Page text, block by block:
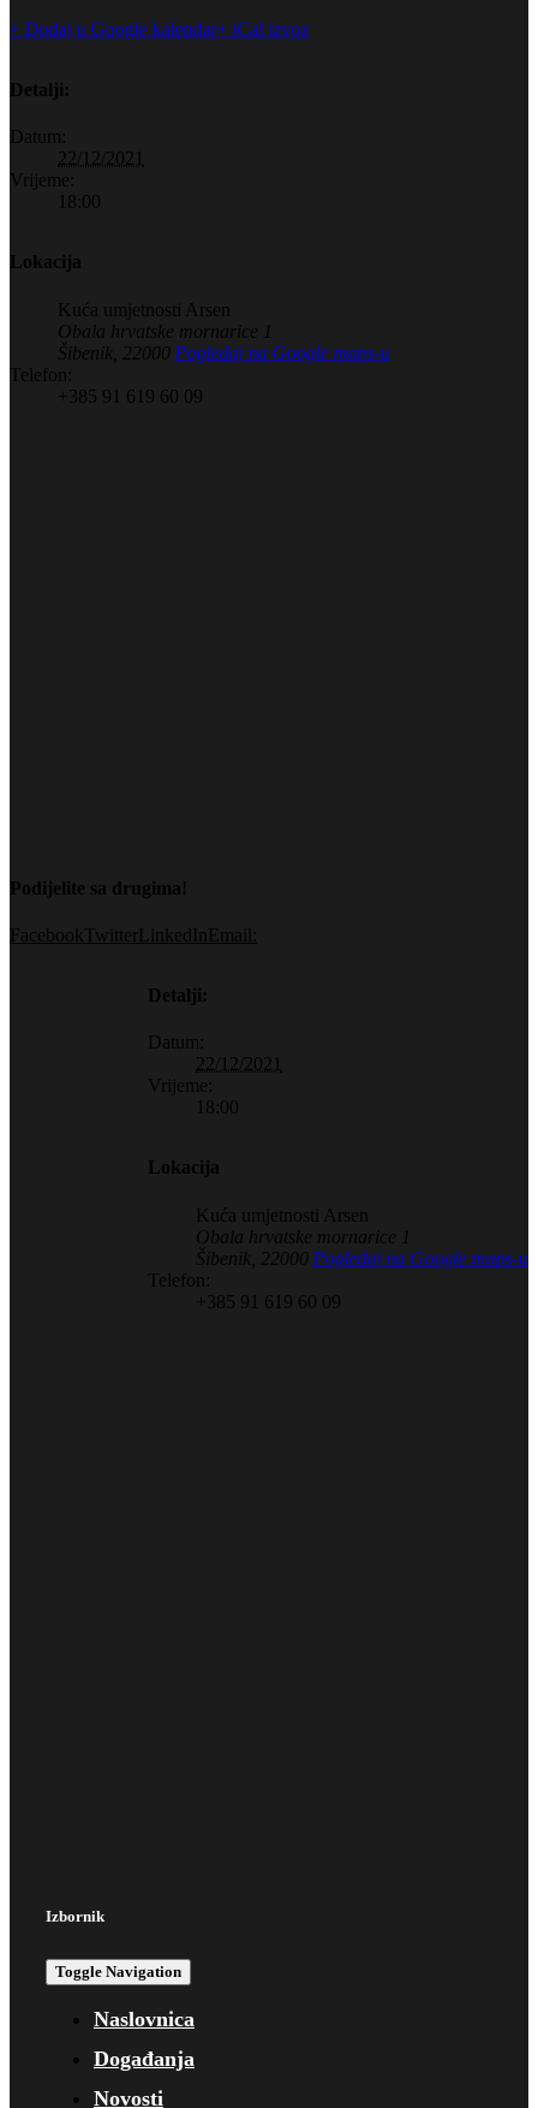
+ Dodaj u Google kalendar+ iCal izvoz
Detalji:
Datum:
22/12/2021
Vrijeme:
18:00
Lokacija
Kuća umjetnosti Arsen
Obala hrvatske mornarice 1
Šibenik
22000 Pogledaj na Google maps-u
Telefon:
+385 91 619 60 09
Podijelite sa drugima!
Facebook TwitterLinkedInEmail:
Detalji:
Datum:
22/12/2021
Vrijeme:
18:00
Lokacija
Kuća umjetnosti Arsen
Obala hrvatske mornarice 1
Šibenik
22000 Pogledaj na Google maps-u
Telefon:
+385 91 619 60 09
Izbornik
Toggle Navigation
Naslovnica
Događanja
Novosti